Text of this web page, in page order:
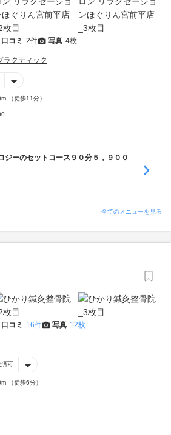
口コミ 2件 写真 4枚
ラクティック
（徒歩11分）
ジーのセットコース９０分５，９００
全てのメニューを見る
口コミ 16件 写真 12枚
済可
（徒歩6分）